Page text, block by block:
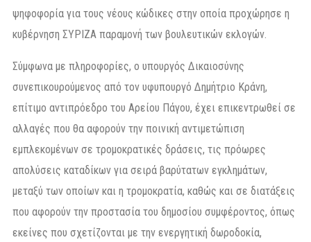
ψηφοφορία για τους νέους κώδικες στην οποία προχώρησε η
κυβέρνηση ΣΥΡΙΖΑ παραμονή των βουλευτικών εκλογών.
Σύμφωνα με πληροφορίες, ο υπουργός Δικαιοσύνης
συνεπικουρούμενος από τον υφυπουργό Δημήτριο Κράνη,
επίτιμο αντιπρόεδρο του Αρείου Πάγου, έχει επικεντρωθεί σε
αλλαγές που θα αφορούν την ποινική αντιμετώπιση
εμπλεκομένων σε τρομοκρατικές δράσεις, τις πρόωρες
απολύσεις καταδίκων για σειρά βαρύτατων εγκλημάτων,
μεταξύ των οποίων και η τρομοκρατία, καθώς και σε διατάξεις
που αφορούν την προστασία του δημοσίου συμφέροντος, όπως
εκείνες που σχετίζονται με την ενεργητική δωροδοκία,